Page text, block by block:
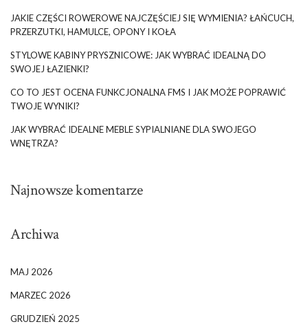
JAKIE CZĘŚCI ROWEROWE NAJCZĘŚCIEJ SIĘ WYMIENIA? ŁAŃCUCH,
PRZERZUTKI, HAMULCE, OPONY I KOŁA
STYLOWE KABINY PRYSZNICOWE: JAK WYBRAĆ IDEALNĄ DO
SWOJEJ ŁAZIENKI?
CO TO JEST OCENA FUNKCJONALNA FMS I JAK MOŻE POPRAWIĆ
TWOJE WYNIKI?
JAK WYBRAĆ IDEALNE MEBLE SYPIALNIANE DLA SWOJEGO
WNĘTRZA?
Najnowsze komentarze
Archiwa
MAJ 2026
MARZEC 2026
GRUDZIEŃ 2025